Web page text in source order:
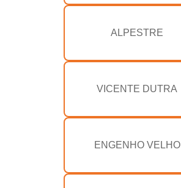
ALPESTRE
VICENTE DUTRA
ENGENHO VELHO